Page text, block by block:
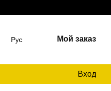
Рус Мой заказ
Вход